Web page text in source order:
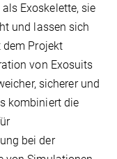
Exoskelette, sie
und lassen sich
Projekt
von Exosuits
sicherer und
kombiniert die
bei der